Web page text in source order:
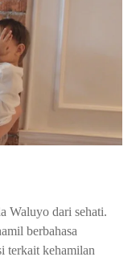
Waluyo dari sehati.
berbahasa
terkait kehamilan